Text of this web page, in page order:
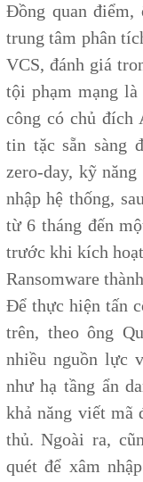
Đồng quan điểm,
trung tâm phân
VCS, đánh giá
tội phạm mạng là
công có chủ đích
tin tặc sẵn sàng
zero-day, kỹ
nhập hệ thống,
từ 6 tháng đến
trước khi kích
Ransomware
Để thực hiện tấn
trên, theo ông
nhiều nguồn lực
như hạ tầng ẩn
khả năng viết mã
thủ. Ngoài ra,
quét để xâm